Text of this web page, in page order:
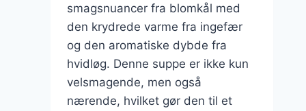
smagsnuancer fra blomkål med
den krydrede varme fra ingefær
og den aromatiske dybde fra
hvidløg. Denne suppe er ikke kun
velsmagende, men også
nærende, hvilket gør den til et